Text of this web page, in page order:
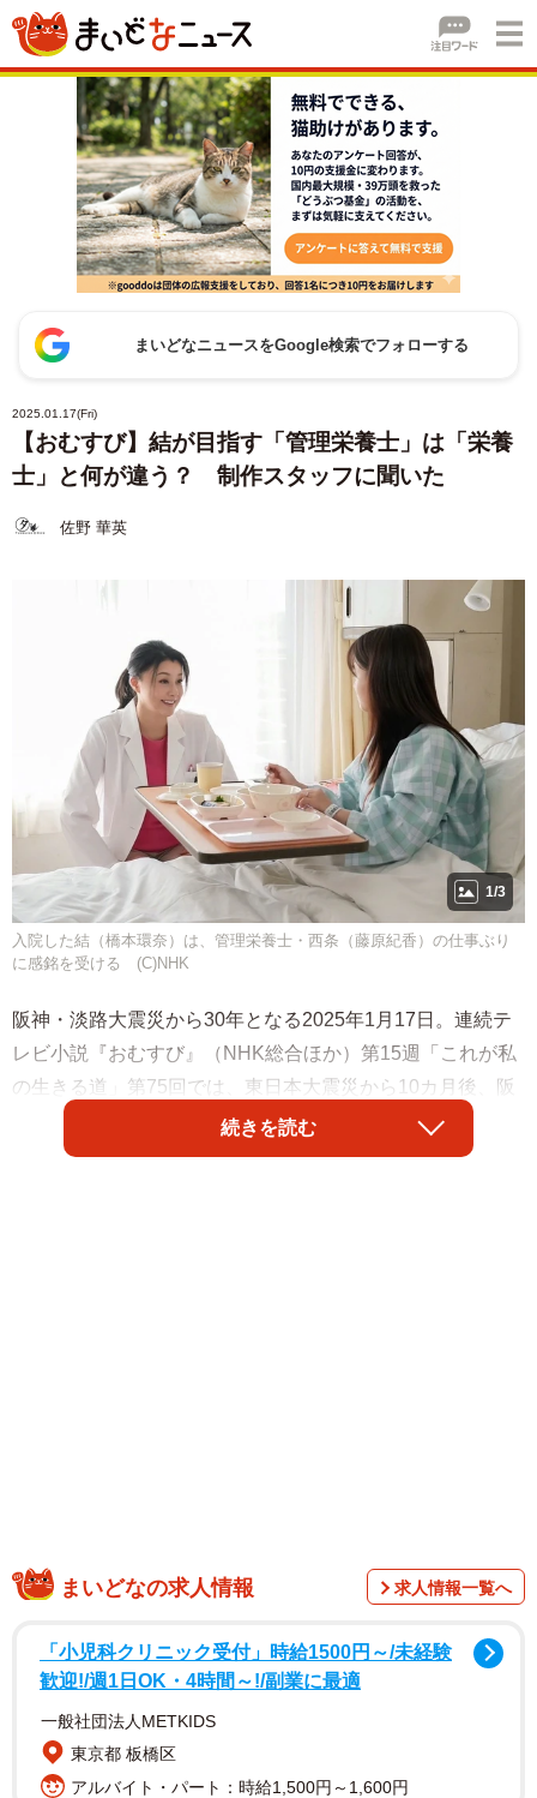
まいどなニュースをGoogle検索でフォローする
2025.01.17(Fri)
【おむすび】結が目指す「管理栄養士」は「栄養
士」と何が違う？ 制作スタッフに聞いた
佐野 華英
1/3
入院した結（橋本環奈）は、管理栄養士・西条（藤原紀香）の仕事ぶり
に感銘を受ける (C)NHK
阪神・淡路大震災から30年となる2025年1月17日。連続テ
レビ小説『おむすび』（NHK総合ほか）第15週「これが私
の生きる道」第75回では、東日本大震災から10カ月後、阪
神・淡路大震災から17年後の神戸の人々の様子が描かれ
心誠意サポートしてくれた管理栄養士・西条（藤原紀香）
本大震災が発生。家族や友人たちがそれぞれにできること
をして被災地を支援する中、育児中の自分に今できること
は何かと考える結。産休が明ける頃、結は管理栄養士を目
指し、もっと大勢の人の未来を支えていきたいと決意す
る。
続きを読む
まいどなの求人情報 求人情報一覧へ
「小児科クリニック受付」時給1500円～/未経験
歓迎!/週1日OK・4時間～!/副業に最適
一般社団法人METKIDS
東京都 板橋区
アルバイト・パート：時給1,500円～1,600円